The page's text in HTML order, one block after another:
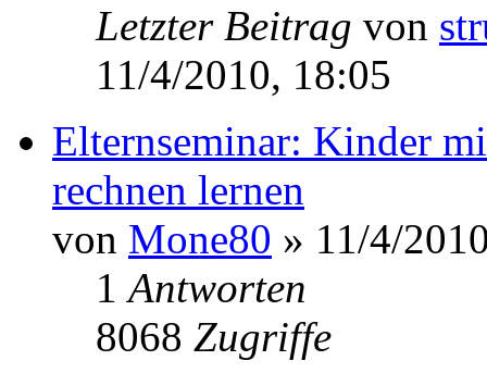
Letzter Beitrag von
11/4/2010, 18:05
Elternseminar: Kinder
rechnen lernen
von Mone80 » 11/4/
1Antworten
8068 Zugriffe